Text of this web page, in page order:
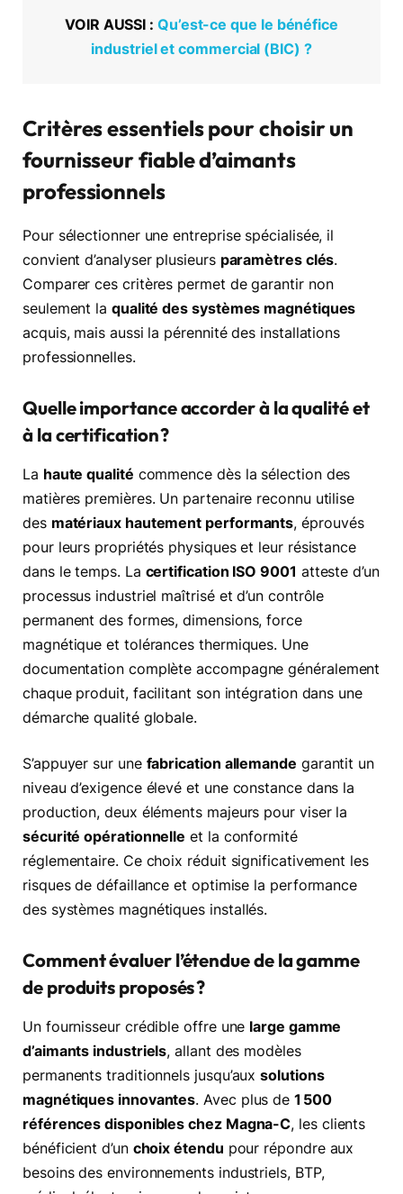
VOIR AUSSI : Qu’est-ce que le bénéfice
industriel et commercial (BIC) ?
Critères essentiels pour choisir un
fournisseur fiable d’aimants
professionnels
Pour sélectionner une entreprise spécialisée, il
convient d’analyser plusieurs paramètres clés.
Comparer ces critères permet de garantir non
seulement la qualité des systèmes magnétiques
acquis, mais aussi la pérennité des installations
professionnelles.
Quelle importance accorder à la qualité et
à la certification ?
La haute qualité commence dès la sélection des
matières premières. Un partenaire reconnu utilise
des matériaux hautement performants, éprouvés
pour leurs propriétés physiques et leur résistance
dans le temps. La certification ISO 9001 atteste d’un
processus industriel maîtrisé et d’un contrôle
permanent des formes, dimensions, force
magnétique et tolérances thermiques. Une
documentation complète accompagne généralement
chaque produit, facilitant son intégration dans une
démarche qualité globale.
S’appuyer sur une fabrication allemande garantit un
niveau d’exigence élevé et une constance dans la
production, deux éléments majeurs pour viser la
sécurité opérationnelle et la conformité
réglementaire. Ce choix réduit significativement les
risques de défaillance et optimise la performance
des systèmes magnétiques installés.
Comment évaluer l’étendue de la gamme
de produits proposés ?
Un fournisseur crédible offre une large gamme
d’aimants industriels, allant des modèles
permanents traditionnels jusqu’auxsolutions
magnétiques innovantes. Avec plus de1 500
références disponibles chez Magna-C, les clients
bénéficient d’un choix étendu pour répondre aux
besoins des environnements industriels, BTP,